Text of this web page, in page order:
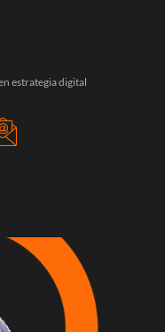
estrategia digital